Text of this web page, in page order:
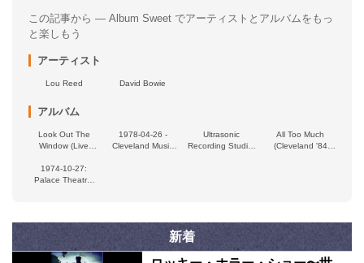
この記事から — Album Sweet でアーティストとアルバムをもっ
と楽しもう
アーティスト
Lou Reed David Bowie
アルバム
Look Out The
Window (Live
1978-04-26 -
Cleveland Music
Ultrasonic
Recording Studio,
All Too Much
(Cleveland '84
1974‐10‐27:
Palace Theatre,
新着